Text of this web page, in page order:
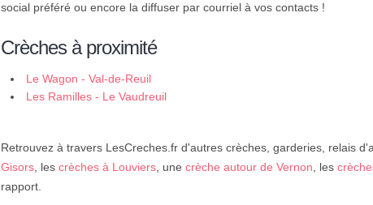
social préféré ou encore la diffuser par courriel à vos contacts !
Crèches à proximité
Le Wagon - Val-de-Reuil
Les Ramilles - Le Vaudreuil
Retrouvez à travers LesCreches.fr d'autres crèches, garderies, relais
Gisors, les crèches à Louviers, une crèche autour de Vernon, les
rapport.